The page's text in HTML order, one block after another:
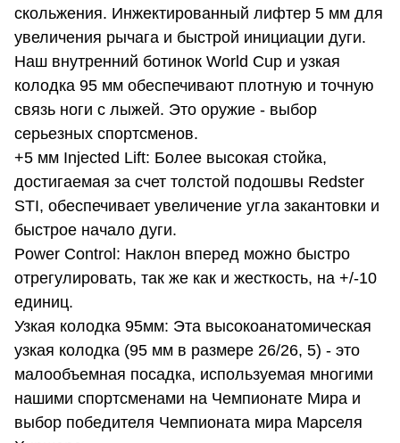
скольжения. Инжектированный лифтер 5 мм для
увеличения рычага и быстрой инициации дуги.
Наш внутренний ботинок World Cup и узкая
колодка 95 мм обеспечивают плотную и точную
связь ноги с лыжей. Это оружие - выбор
серьезных спортсменов.
+5 мм Injected Lift: Более высокая стойка,
достигаемая за счет толстой подошвы Redster
STI, обеспечивает увеличение угла закантовки и
быстрое начало дуги.
Power Control: Наклон вперед можно быстро
отрегулировать, так же как и жесткость, на +/-10
единиц.
Узкая колодка 95мм: Эта высокоанатомическая
узкая колодка (95 мм в размере 26/26, 5) - это
малообъемная посадка, используемая многими
нашими спортсменами на Чемпионате Мира и
выбор победителя Чемпионата мира Марселя